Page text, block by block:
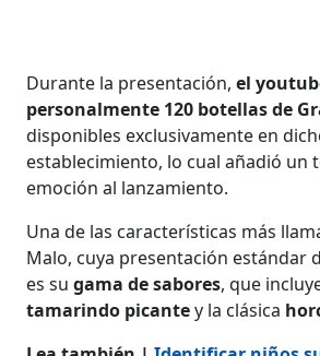
Durante la presentación,el
personalmente 120 botellas de
disponibles exclusivamente en
establecimiento, lo cual añadió un
emoción al lanzamiento.
Una de las características más
Malo, cuya presentación estándar
es sugama de sabores, que
tamarindo picantey la clásica